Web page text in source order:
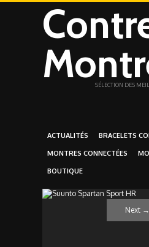
SÉLECTION DES
ACTUALITÉS BRACELETS
MONTRES CONNECTÉES
BOUTIQUE
Next →